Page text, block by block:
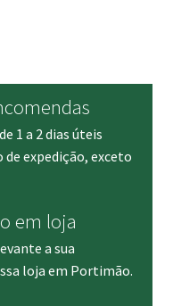
1 a 2 dias úteis
expedição, exceto
em loja
a sua
loja em Portimão.